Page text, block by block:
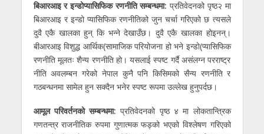
बिआरआइ र इन्डोप्यासिफिक रणनीति सम्बन्धमा:प्रतिवेदनको पृष्ठ२ मा
बिआरआइ र इन्डो प्यासिफिक रणनीतिको जुन चर्चा गरिएको छ त्यसले
दुवै एकै खालका हुन् कि भन्ने देखाउँछ। दुवै एकै खालका होइनन्।
बीआरआइ विशुद्ध आर्थिक(सामाजिक परियोजना हो भने इन्डो(प्यासिफिक
रणनीति मूलतः शैन्य रणनीति हो। यसलाई स्पष्ट गर्दै असंलग्न परराष्ट्र
नीति अवलम्बन गरेको नेपाल कुनै पनि किसिमको सैन्य रणनीति र
गठबन्धनमा सामेल हुन सक्दैन भनेर स्पष्ट रूपमा उल्लेख हुनुपर्दछ।
आमूल परिवर्तनको सम्बन्धमा:प्रतिवेदनको पृष्ठ ४ मा लोकतान्त्रिक
गणतन्त्र राजनीतिक रुपमा गुणात्मक फड्को भएको विश्लेषण गरिएको